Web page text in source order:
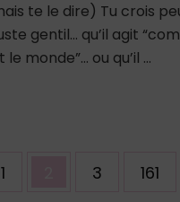
signes
qu’un
homme
t’aime
te le dire) Tu crois
gentil… qu’il agit
monde”… ou qu’il …
Page
1 Page
3 Page
161